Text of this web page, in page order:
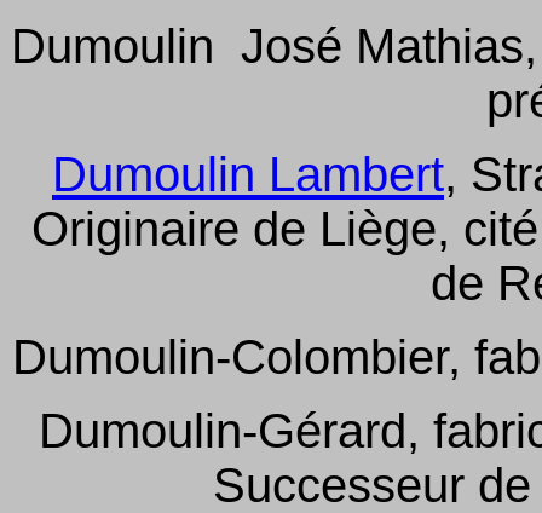
Dumoulin José
Dumoulin Lambert,
Originaire de Liège,
de
Dumoulin-Colombier,
Dumoulin-Gérard,
Successeur